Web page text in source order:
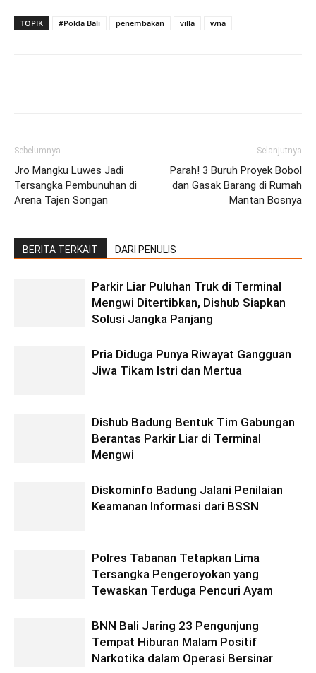
TOPIK #Polda Bali penembakan villa wna
Sebelumnya
Jro Mangku Luwes Jadi
Tersangka Pembunuhan di
Arena Tajen Songan
Selanjutnya
Parah! 3 Buruh Proyek Bobol
dan Gasak Barang di Rumah
Mantan Bosnya
BERITA TERKAIT DARI PENULIS
Parkir Liar Puluhan Truk di Terminal
Mengwi Ditertibkan, Dishub Siapkan
Solusi Jangka Panjang
Pria Diduga Punya Riwayat Gangguan
Jiwa Tikam Istri dan Mertua
Dishub Badung Bentuk Tim Gabungan
Berantas Parkir Liar di Terminal
Mengwi
Diskominfo Badung Jalani Penilaian
Keamanan Informasi dari BSSN
Polres Tabanan Tetapkan Lima
Tersangka Pengeroyokan yang
Tewaskan Terduga Pencuri Ayam
BNN Bali Jaring 23 Pengunjung
Tempat Hiburan Malam Positif
Narkotika dalam Operasi Bersinar